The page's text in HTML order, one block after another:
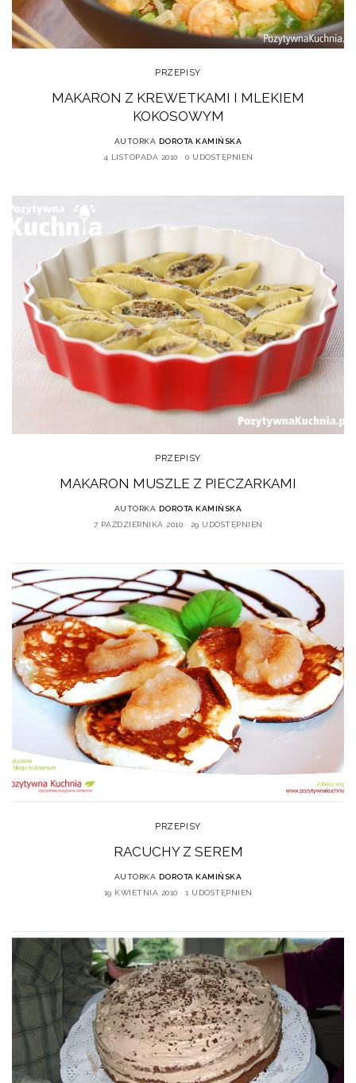
PRZEPISY
MAKARON Z KREWETKAMI I MLEKIEM
KOKOSOWYM
AUTORKA DOROTA KAMIŃSKA
4 LISTOPADA 2010
0 UDOSTĘPNIEŃ
PRZEPISY
MAKARON MUSZLE Z PIECZARKAMI
AUTORKA DOROTA KAMIŃSKA
7 PAŹDZIERNIKA 2010
29 UDOSTĘPNIEŃ
PRZEPISY
RACUCHY Z SEREM
AUTORKA DOROTA KAMIŃSKA
19 KWIETNIA 2010
1 UDOSTĘPNIEŃ